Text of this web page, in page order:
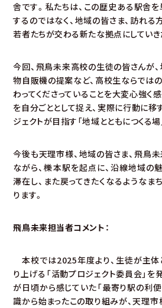
舎です。私たちは、この歴史ある駅舎
するのではなく、地域の皆さま、訪れる
若者たちが交わる新たな拠点にしていき
今回、飛鳥未来高校の生徒の皆さんが
物自販機の提案など、高校生ならでは
わってくださっていることを大変心強く
を自分ごととして捉え、実際に行動に移
ジェクトが目指す「地域とともにつくる場
今後も天理市様、地域の皆さま、飛鳥
ながら、櫟本駅を起点に、沿線地域の
滞在し、また戻ってきたくなるようなま
ります。
飛鳥未来担当者コメント：
本校では2025年度より、生徒が主体
り上げる「活動プロジェクト委員会」を
が日頃から感じていた「最寄り駅の利
識から始まったこの取り組みが、天理